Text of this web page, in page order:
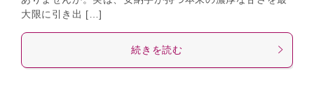
大限に引き出 […]
続きを読む